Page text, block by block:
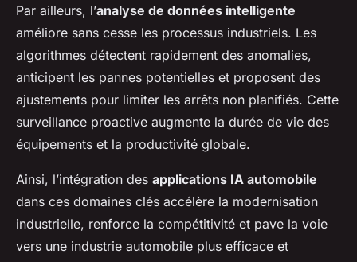
Par ailleurs, l’analyse de données intelligente
améliore sans cesse les processus industriels. Les
algorithmes détectent rapidement des anomalies,
anticipent les pannes potentielles et proposent des
ajustements pour limiter les arrêts non planifiés. Cette
surveillance proactive augmente la durée de vie des
équipements et la productivité globale.
Ainsi, l’intégration des applications IA automobile
dans ces domaines clés accélère la modernisation
industrielle, renforce la compétitivité et pave la voie
vers une industrie automobile plus efficace et